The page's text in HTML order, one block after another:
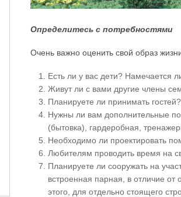
Определитесь с потребностями
Очень важно оценить свой образ
Есть ли у вас дети? Намечается
Живут ли с вами другие члены
Планируете ли принимать гостей?
Нужны ли вам дополнительные
(бытовка), гардеробная,
Необходимо ли проектировать
Любителям проводить время на
Планируете ли сооружать на
встроенная парная, в отличие
этого, для отдельно стоящего